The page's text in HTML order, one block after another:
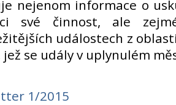
nejenom informace o
své činnost, ale
událostech z
se udály v uplynulém
1/2015